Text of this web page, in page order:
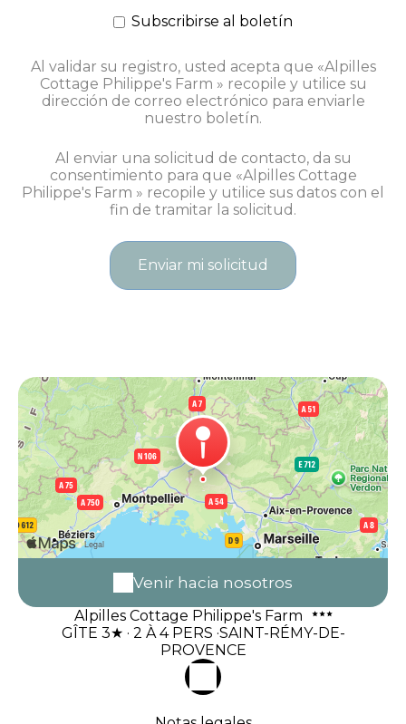
Subscribirse al boletín
Al validar su registro, usted acepta que «Alpilles
Cottage Philippe's Farm » recopile y utilice su
dirección de correo electrónico para enviarle
nuestro boletín.
Al enviar una solicitud de contacto, da su
consentimiento para que «Alpilles Cottage
Philippe's Farm » recopile y utilice sus datos con el
fin de tramitar la solicitud.
Venir hacia nosotros
Alpilles Cottage Philippe's Farm
GÎTE 3★ · 2 À 4 PERS ·SAINT-RÉMY-DE-
PROVENCE